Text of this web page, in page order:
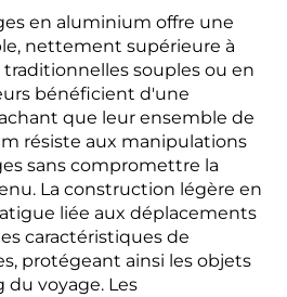
serrure TSA
en aluminium offre une
nettement supérieure à
souples ou en
bénéficient d'une
que leur ensemble de
résiste aux manipulations
sans compromettre la
La construction légère en
liée aux déplacements
caractéristiques de
protégeant ainsi les objets
voyage. Les